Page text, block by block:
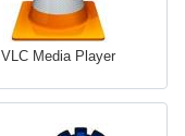
VLC Media Player